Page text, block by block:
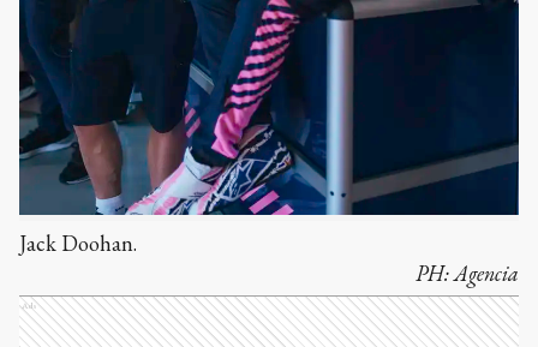
Jack Doohan.
PH:Agencia
Ads